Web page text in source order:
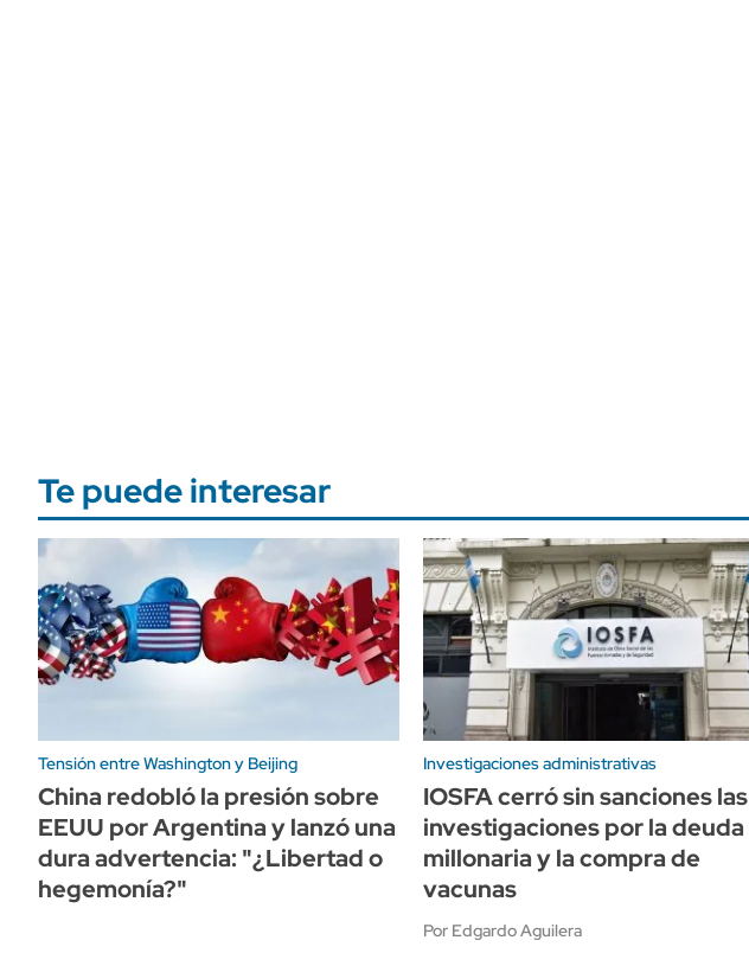
Te puede interesar
Tensión entre Washington y Beijing
China redobló la presión sobre
EEUU por Argentina y lanzó una
dura advertencia: "¿Libertad o
hegemonía?"
Investigaciones administrativas
IOSFA cerró sin sanciones las
investigaciones por la deuda
millonaria y la compra de
vacunas
Por Edgardo Aguilera